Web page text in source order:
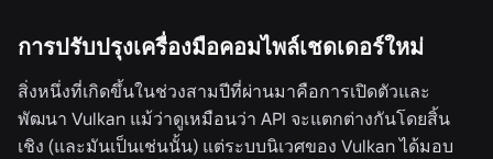
การปรับปรุงเครื่องมือคอมไพล์เชดเดอร์ใหม่
สิ่งหนึ่งที่เกิดขึ้นในช่วงสามปีที่ผ่านมาคือการเปิดตัวและ
พัฒนา Vulkan แม้ว่าดูเหมือนว่า API จะแตกต่างกันโดยสิ้น
เชิง (และมันเป็นเช่นนั้น) แต่ระบบนิเวศของ Vulkan ได้มอบ